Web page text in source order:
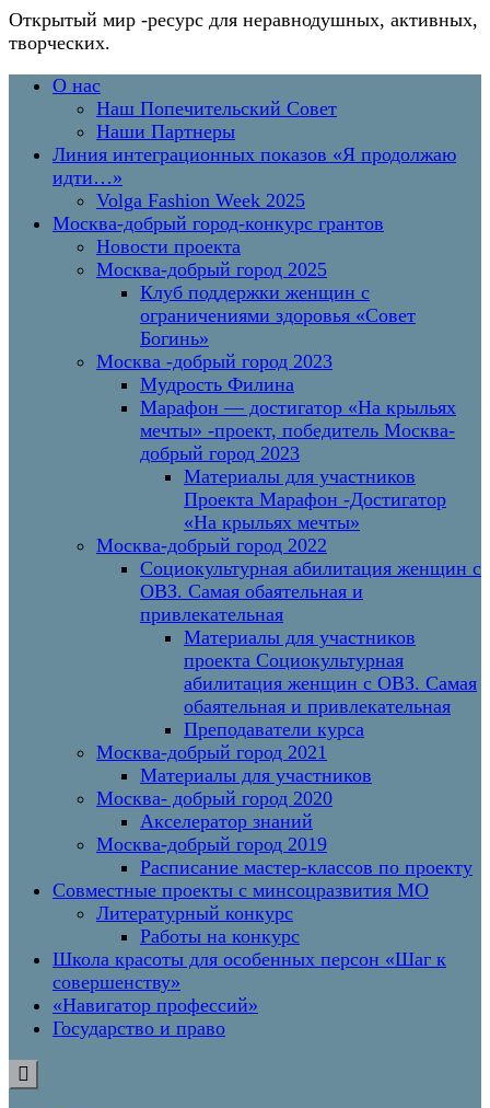
Открытый мир -ресурс для неравнодушных, активных,
творческих.
Перейти
содержимому
Основное
О нас
Наш Попечительский Совет
Наши Партнеры
Линия интеграционных показов «Я продолжаю
идти…»
Volga Fashion Week 2025
Москва-добрый город-конкурс грантов
Новости проекта
Москва-добрый город 2025
Клуб поддержки женщин с
ограничениями здоровья «Совет
Богинь»
Москва -добрый город 2023
Мудрость Филина
Марафон — достигатор «На крыльях
мечты» -проект, победитель Москва-
добрый город 2023
Материалы для участников
Проекта Марафон -Достигатор
«На крыльях мечты»
Москва-добрый город 2022
Социокультурная абилитация женщин с
ОВЗ. Самая обаятельная и
привлекательная
Материалы для участников
проекта Социокультурная
абилитация женщин с ОВЗ. Самая
обаятельная и привлекательная
Преподаватели курса
Москва-добрый город 2021
Материалы для участников
Москва- добрый город 2020
Акселератор знаний
Москва-добрый город 2019
Расписание мастер-классов по проекту
Совместные проекты с минсоцразвития МО
Литературный конкурс
Работы на конкурс
Школа красоты для особенных персон «Шаг к
совершенству»
«Навигатор профессий»
Государство и право